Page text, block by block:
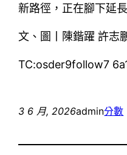
新路徑，正在腳下延長
文、圖丨陳鍇躍 許志
TC:osder9follow7
3 6 月, 2026admin分數